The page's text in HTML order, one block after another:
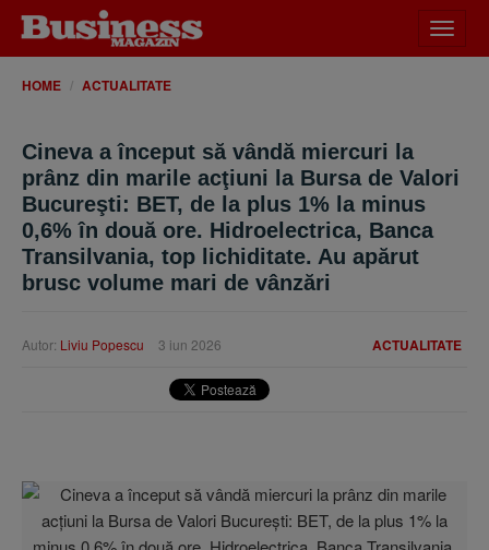
meniu
HOME ACTUALITATE
Cineva a început să vândă miercuri la
prânz din marile acţiuni la Bursa de Valori
Bucureşti: BET, de la plus 1% la minus
0,6% în două ore. Hidroelectrica, Banca
Transilvania, top lichiditate. Au apărut
brusc volume mari de vânzări
ACTUALITATE
Autor: Liviu Popescu 3 iun 2026